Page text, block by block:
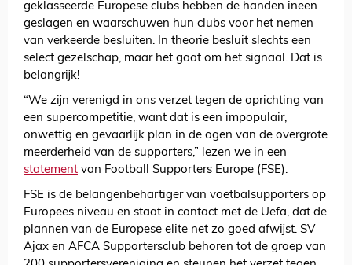
geklasseerde Europese clubs hebben de handen ineen
geslagen en waarschuwen hun clubs voor het nemen
van verkeerde besluiten. In theorie besluit slechts een
select gezelschap, maar het gaat om het signaal. Dat is
belangrijk!
“We zijn verenigd in ons verzet tegen de oprichting van
een supercompetitie, want dat is een impopulair,
onwettig en gevaarlijk plan in de ogen van de overgrote
meerderheid van de supporters,” lezen we in een
statement van Football Supporters Europe (FSE).
FSE is de belangenbehartiger van voetbalsupporters op
Europees niveau en staat in contact met de Uefa, dat de
plannen van de Europese elite net zo goed afwijst. SV
Ajax en AFCA Supportersclub behoren tot de groep van